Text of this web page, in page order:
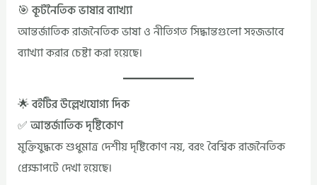
🎯 কূটনৈতিক ভাষার ব্যাখ্যা
আন্তর্জাতিক রাজনৈতিক ভাষা ও নীতিগত সিদ্ধান্তগুলো সহজভাবে
ব্যাখ্যা করার চেষ্টা করা হয়েছে।
🌟 বইটির উল্লেখযোগ্য দিক
✅ আন্তর্জাতিক দৃষ্টিকোণ
মুক্তিযুদ্ধকে শুধুমাত্র দেশীয় দৃষ্টিকোণ নয়, বরং বৈশ্বিক রাজনৈতিক
প্রেক্ষাপটে দেখা হয়েছে।